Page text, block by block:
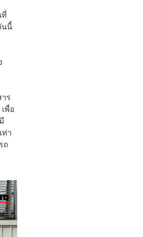
นนี้
ร
พื่อ
า
ถ